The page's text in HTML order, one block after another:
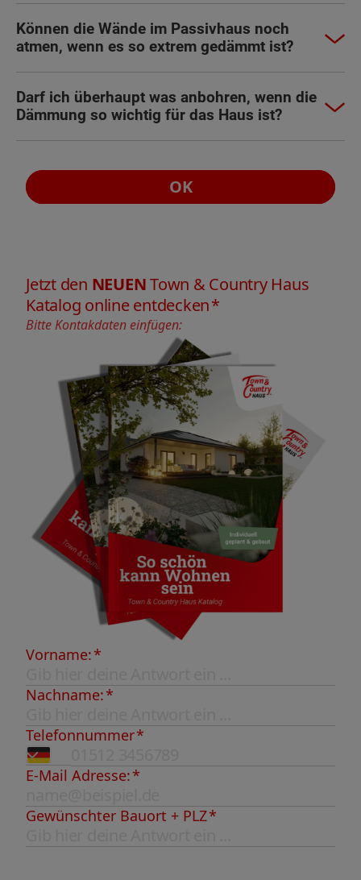
Können die Wände im Passivhaus noch
atmen, wenn es so extrem gedämmt ist?
Darf ich überhaupt was anbohren, wenn die
Dämmung so wichtig für das Haus ist?